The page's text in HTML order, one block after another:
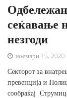
сеќавање
незгоди
ноември 15, 2020
Секторот за
превенција и
сообраќај